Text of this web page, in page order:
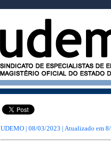
UDEMO | 08/03/2023 | Atualizado em